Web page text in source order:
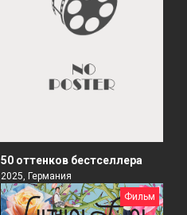
50 оттенков бестселлера
2025, Германия
Фильм